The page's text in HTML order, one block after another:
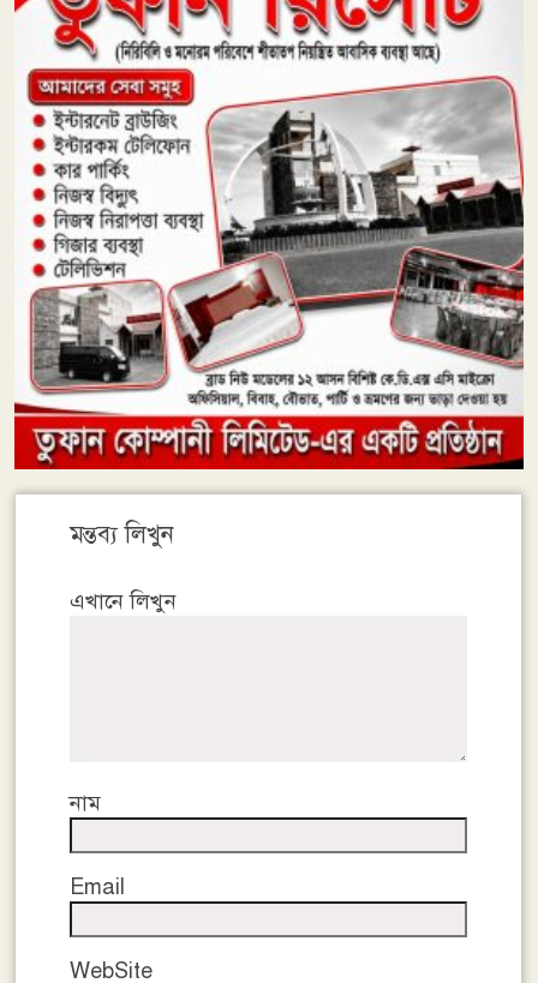
মন্তব্য লিখুন
এখানে লিখুন
নাম
Email
WebSite